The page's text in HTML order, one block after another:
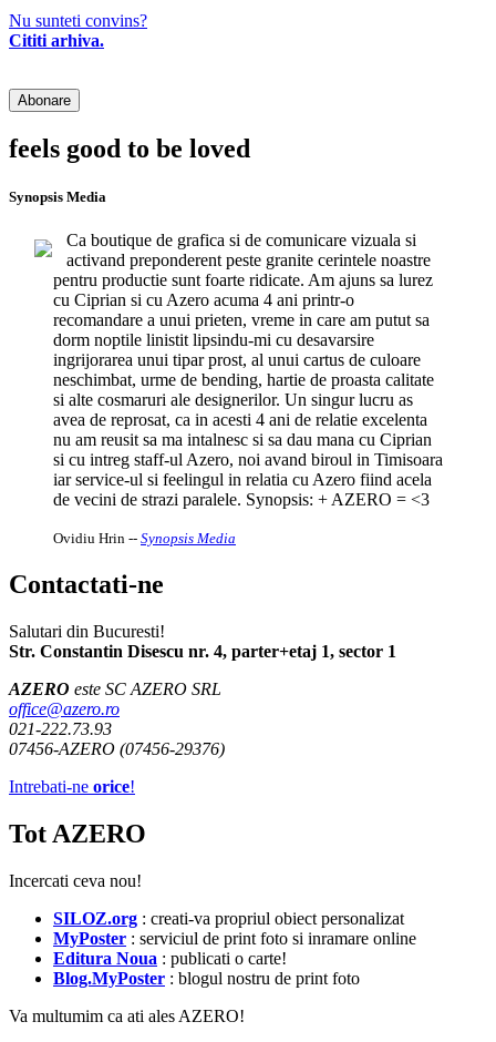
Nu sunteti convins?
Cititi arhiva.
feels good to be loved
Synopsis Media
Ca boutique de grafica si de comunicare vizuala si
activand preponderent peste granite cerintele noastre
pentru productie sunt foarte ridicate. Am ajuns sa lurez
cu Ciprian si cu Azero acuma 4 ani printr-o
recomandare a unui prieten, vreme in care am putut sa
dorm noptile linistit lipsindu-mi cu desavarsire
ingrijorarea unui tipar prost, al unui cartus de culoare
neschimbat, urme de bending, hartie de proasta calitate
si alte cosmaruri ale designerilor. Un singur lucru as
avea de reprosat, ca in acesti 4 ani de relatie excelenta
nu am reusit sa ma intalnesc si sa dau mana cu Ciprian
si cu intreg staff-ul Azero, noi avand biroul in Timisoara
iar service-ul si feelingul in relatia cu Azero fiind acela
de vecini de strazi paralele. Synopsis: + AZERO = <3
Ovidiu Hrin -- Synopsis Media
Contactati-ne
Salutari din Bucuresti!
Str. Constantin Disescu nr. 4, parter+etaj 1, sector 1
AZERO este SC AZERO SRL
office@azero.ro
021-222.73.93
07456-AZERO (07456-29376)
Intrebati-ne orice!
Tot AZERO
Incercati ceva nou!
SILOZ.org : creati-va propriul obiect personalizat
MyPoster : serviciul de print foto si inramare online
Editura Noua : publicati o carte!
Blog.MyPoster : blogul nostru de print foto
Va multumim ca ati ales AZERO!